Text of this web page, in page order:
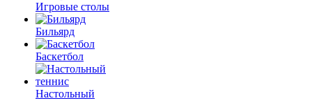
Игровые столы
Бильярд
Баскетбол
Настольный